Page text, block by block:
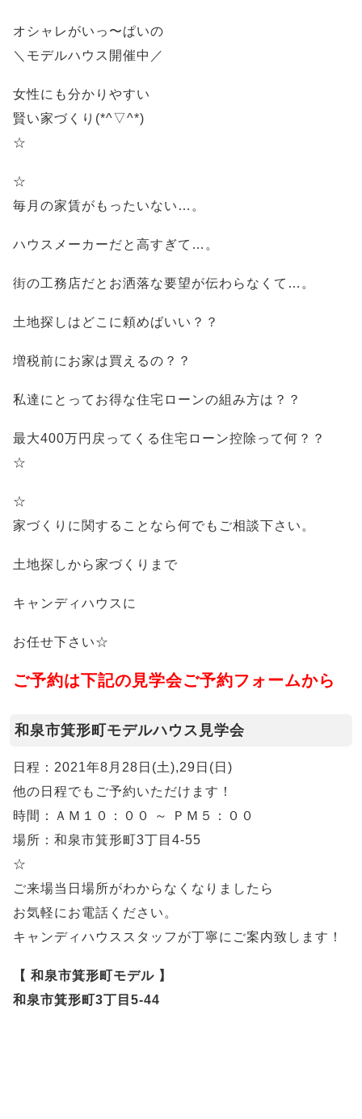
オシャレがいっ〜ぱいの
＼モデルハウス開催中／
女性にも分かりやすい
賢い家づくり(*^▽^*)
☆
☆
毎月の家賃がもったいない…。
ハウスメーカーだと高すぎて…。
街の工務店だとお洒落な要望が伝わらなくて…。
土地探しはどこに頼めばいい？？
増税前にお家は買えるの？？
私達にとってお得な住宅ローンの組み方は？？
最大400万円戻ってくる住宅ローン控除って何？？
☆
☆
家づくりに関することなら何でもご相談下さい。
土地探しから家づくりまで
キャンディハウスに
お任せ下さい☆
ご予約は下記の見学会ご予約フォームから
和泉市箕形町モデルハウス見学会
日程：2021年8月28日(土),29日(日)
他の日程でもご予約いただけます！
時間：ＡＭ１０：００ ～ ＰＭ５：００
場所：和泉市箕形町3丁目4-55
☆
ご来場当日場所がわからなくなりましたら
お気軽にお電話ください。
キャンディハウススタッフが丁寧にご案内致します！
【 和泉市箕形町モデル 】
和泉市箕形町3丁目5-44